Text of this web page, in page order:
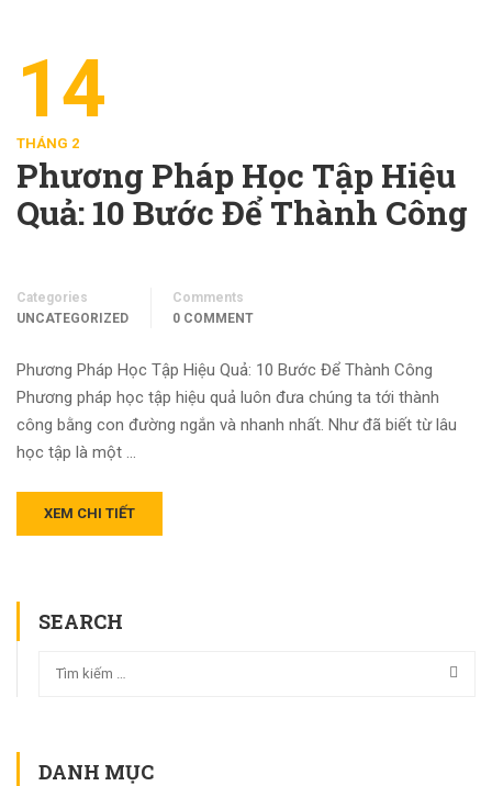
14
THÁNG 2
Phương Pháp Học Tập Hiệu
Quả: 10 Bước Để Thành Công
Categories
UNCATEGORIZED
Comments
0 COMMENT
Phương Pháp Học Tập Hiệu Quả: 10 Bước Để Thành Công
Phương pháp học tập hiệu quả luôn đưa chúng ta tới thành
công bằng con đường ngắn và nhanh nhất. Như đã biết từ lâu
học tập là một …
XEM CHI TIẾT
SEARCH
DANH MỤC